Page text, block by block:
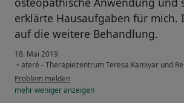
erklärte Hausaufgaben für mich.
auf die weitere Behandlung.
18. Mai 2019
• ateré - Therapiezentrum Teresa Kamiyar und
Problem melden
mehrwenigeranzeigen